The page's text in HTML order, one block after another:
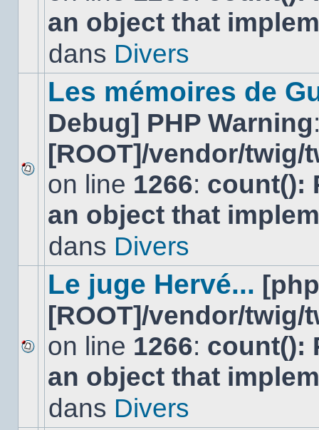
message
non-
dans
an object that
dans Divers
Aucun
nouveau
message
non-
dans
Les mémoires de
Debug] PHP Warning
[ROOT]/vendor/
on line 1266: count():
an object that
dans Divers
Aucun
nouveau
message
Le juge Hervé...
[ROOT]/vendor/
on line 1266: count():
an object that
dans Divers